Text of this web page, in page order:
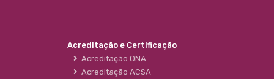
Acreditação e Certificação
Acreditação ONA
Acreditação ACSA